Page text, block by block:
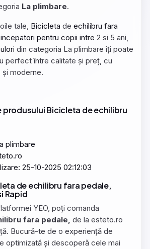
La plimbare.
tale, Bicicleta de echilibru fara
incepatori pentru copii intre 2 si 5 ani,
din categoria La plimbare îți poate
perfect între calitate și preț, cu
moderne.
Bicicleta de echilibru
plimbare
25-10-2025 02:12:03
de echilibru fara pedale,
Rapid
YEO, poți comanda
fara pedale, de la esteto.ro
Bucură-te de o experiență de
optimizată și descoperă cele mai